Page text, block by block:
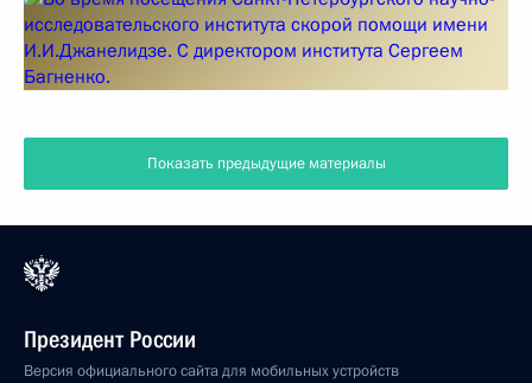
Показать предыдущие материалы
Президент России
Версия официального сайта для мобильных устройств